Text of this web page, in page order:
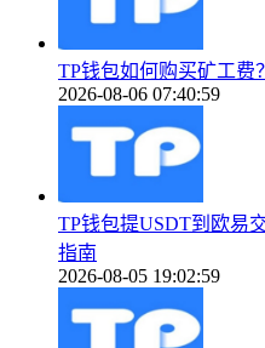
TP钱包如何购买矿工费
2026-08-06 07:40:59
TP钱包提USDT到欧易
指南
2026-08-05 19:02:59